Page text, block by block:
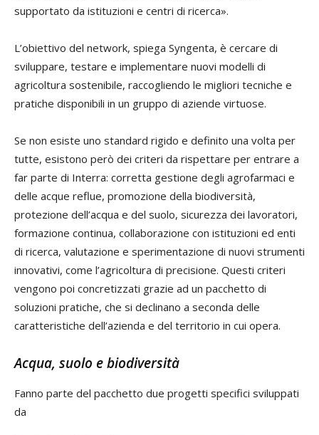
supportato da istituzioni e centri di ricerca».
L’obiettivo del network, spiega Syngenta, è cercare di
sviluppare, testare e implementare nuovi modelli di
agricoltura sostenibile, raccogliendo le migliori tecniche e
pratiche disponibili in un gruppo di aziende virtuose.
Se non esiste uno standard rigido e definito una volta per
tutte, esistono però dei criteri da rispettare per entrare a
far parte di Interra: corretta gestione degli agrofarmaci e
delle acque reflue, promozione della biodiversità,
protezione dell’acqua e del suolo, sicurezza dei lavoratori,
formazione continua, collaborazione con istituzioni ed enti
di ricerca, valutazione e sperimentazione di nuovi strumenti
innovativi, come l’agricoltura di precisione. Questi criteri
vengono poi concretizzati grazie ad un pacchetto di
soluzioni pratiche, che si declinano a seconda delle
caratteristiche dell’azienda e del territorio in cui opera.
Acqua, suolo e biodiversità
Fanno parte del pacchetto due progetti specifici sviluppati
da